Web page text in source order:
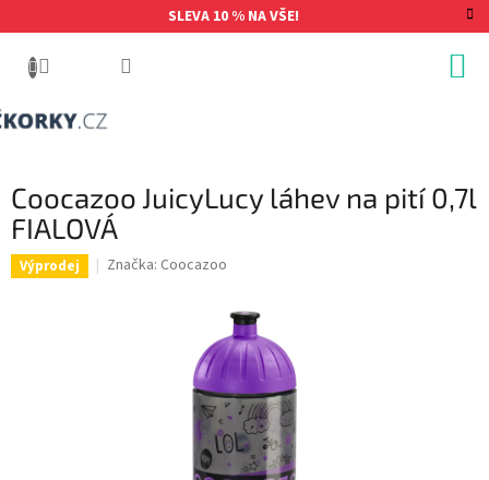
na
SLEVA 10 % NA VŠE!
Coocazoo JuicyLucy láhev na pití 0,7l
FIALOVÁ
Výprodej Značka: Coocazoo